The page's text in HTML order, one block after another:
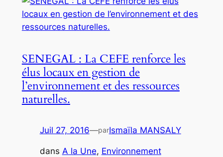
SENEGAL : La CEFE renforce les
élus locaux en gestion de
l’environnement et des ressources
naturelles.
Juil 27, 2016—parIsmaïla MANSALY
dans A la Une, Environnement